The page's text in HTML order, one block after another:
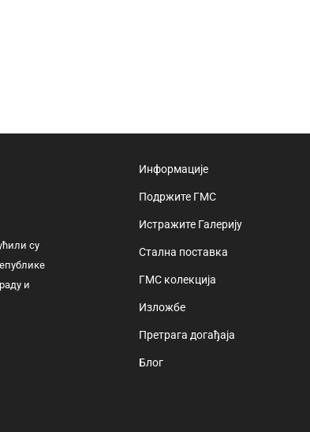
су
и
Информације
Подржите ГМС
Истражите Галерију
Стална поставка
ГМС колекција
Изложбе
Претрага догађаја
Блог